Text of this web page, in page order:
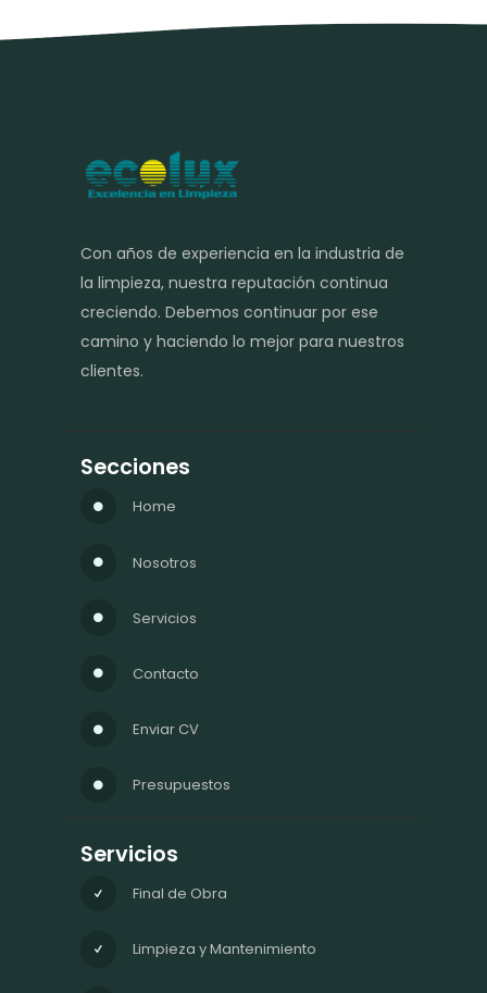
Con años de experiencia en la industria de
la limpieza, nuestra reputación continua
creciendo. Debemos continuar por ese
camino y haciendo lo mejor para nuestros
clientes.
Secciones
Home
Nosotros
Servicios
Contacto
Enviar CV
Presupuestos
Servicios
Final de Obra
Limpieza y Mantenimiento